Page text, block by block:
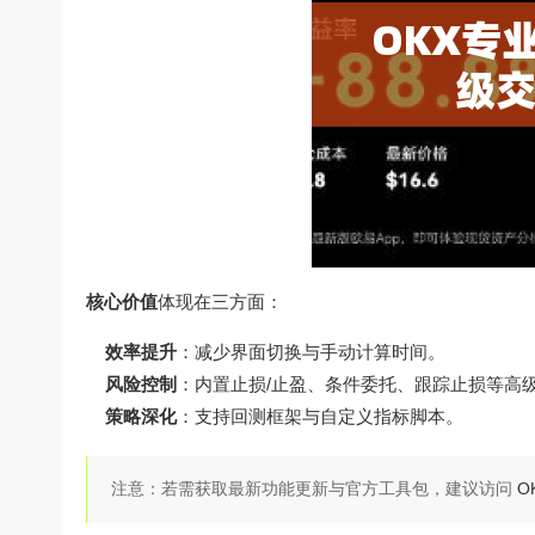
核心价值体现在三方面：
效率提升 ：减少界面切换与手动计算时间。
风险控制 ：内置止损/止盈、条件委托、跟踪止损等高
策略深化：支持回测框架与自定义指标脚本。
注意：若需获取最新功能更新与官方工具包，建议访问